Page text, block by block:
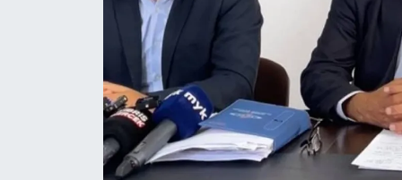
Nöbetçi Eczaneler
Otomobil Dünyası